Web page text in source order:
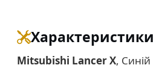
Характеристики
Mitsubishi Lancer X, Синій